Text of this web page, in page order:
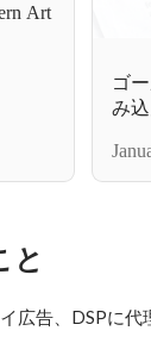
Art
ゴ
み
と
広告、DSPに